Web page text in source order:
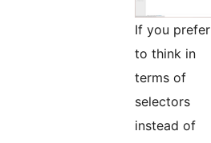
If you prefer
to think in
terms of
selectors
instead of